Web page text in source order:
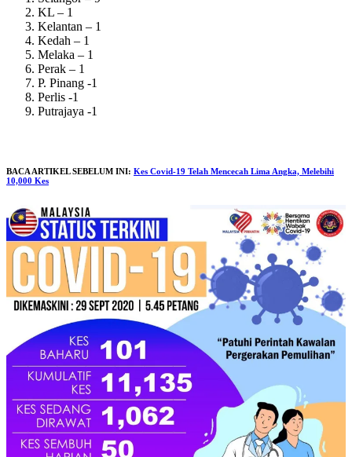
KL – 1
Kelantan – 1
Kedah – 1
Melaka – 1
Perak – 1
P. Pinang -1
Perlis -1
Putrajaya -1
BACA ARTIKEL SEBELUM INI: Kes Covid-19 Telah Mencecah Lima Angka, Melebihi
10,000 Kes